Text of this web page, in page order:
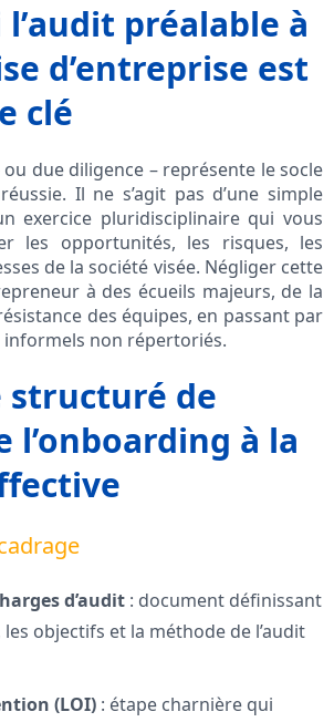
préalable à
d’entreprise est
clé
ou due diligence – représente le socle
Il ne s’agit pas d’une simple
exercice pluridisciplinaire qui vous
les opportunités, les risques, les
de la société visée. Négliger cette
à des écueils majeurs, de la
des équipes, en passant par
informels non répertoriés.
structuré de
l’onboarding à la
d’audit : document définissant
objectifs et la méthode de l’audit
(LOI) : étape charnière qui